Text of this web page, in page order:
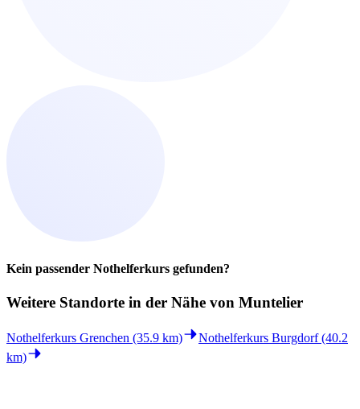
Kein passender Nothelferkurs gefunden?
Weitere Standorte in der Nähe von Muntelier
Nothelferkurs Grenchen (35.9 km)
Nothelferkurs Burgdorf (40.2
km)